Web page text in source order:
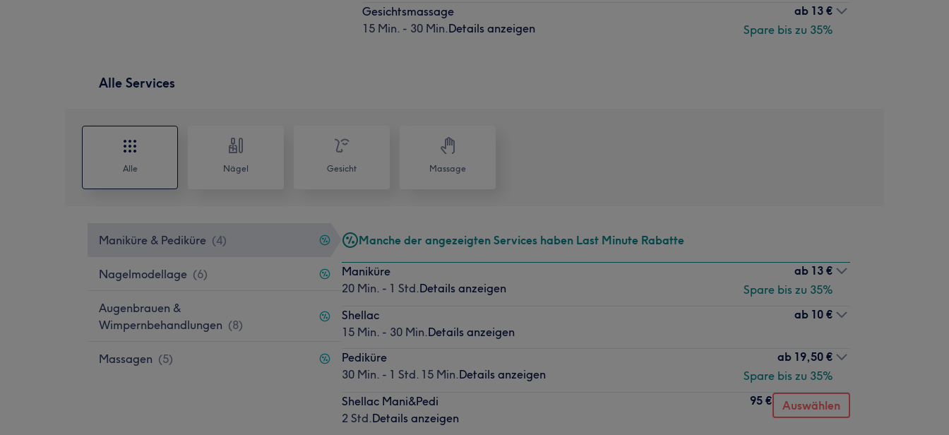
Gesichtsmassage
15 Min. - 30 Min.Details anzeigen
ab 13 €
Spare bis zu 35%
Alle Services
Alle Nägel Gesicht Massage
Maniküre & Pediküre (4)
Nagelmodellage (6)
Augenbrauen &
Wimpernbehandlungen (8)
Massagen (5)
Manche der angezeigten Services haben Last Minute Rabatte
Maniküre
20 Min. - 1 Std.Details anzeigen
ab 13 €
Spare bis zu 35%
Shellac
15 Min. - 30 Min.Details anzeigen
ab 10 €
Pediküre
30 Min. - 1 Std. 15 Min.Details anzeigen
ab 19,50 €
Spare bis zu 35%
Shellac Mani&Pedi
2 Std.Details anzeigen
95 € Auswählen